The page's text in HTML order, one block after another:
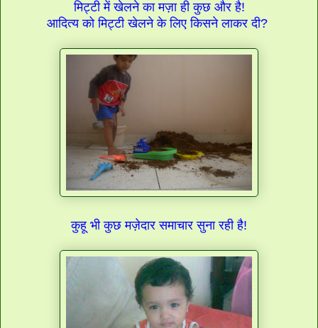
मिट्टी में खेलने का मज़ा ही कुछ और है!
आदित्य को मिट्टी खेलने के लिए किसने लाकर दी?
कुहू भी कुछ मज़ेदार समाचार सुना रही है!